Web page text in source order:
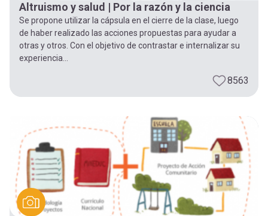
entrar
mi
cuenta
Altruismo y salud | Por la razón y la ciencia
Se propone utilizar la cápsula en el cierre de la clase, luego
de haber realizado las acciones propuestas para ayudar a
otras y otros. Con el objetivo de contrastar e internalizar su
experiencia...
8563